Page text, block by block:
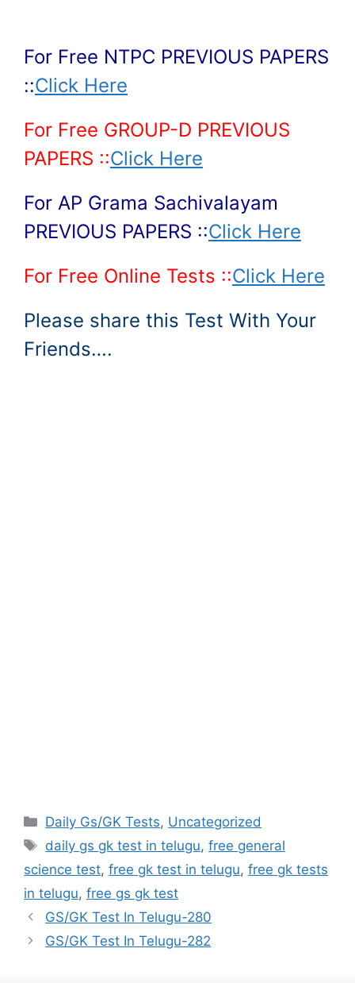
For Free NTPC PREVIOUS PAPERS
::Click Here
For Free GROUP-D PREVIOUS
PAPERS ::Click Here
For AP Grama Sachivalayam
PREVIOUS PAPERS ::Click Here
For Free Online Tests ::Click Here
Please share this Test With Your
Friends….
Categories
Daily Gs/GK Tests, Uncategorized
Tags
daily gs gk test in telugu,free general
science test, free gk test in telugu, free gk tests
in telugu, free gs gk test
GS/GK Test In Telugu-280
GS/GK Test In Telugu-282